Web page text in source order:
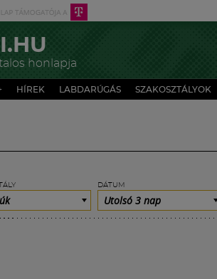
honlapja
HÍREK LABDARÚGÁS SZAKOSZTÁLYOK
DÁTUM
Utolsó 3 nap